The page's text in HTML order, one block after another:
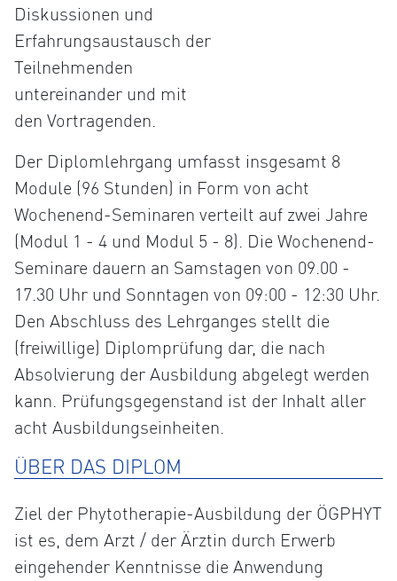
Diskussionen und
Erfahrungsaustausch der
Teilnehmenden
untereinander und mit
den Vortragenden.
Der Diplomlehrgang umfasst insgesamt 8
Module (96 Stunden) in Form von acht
Wochenend-Seminaren verteilt auf zwei Jahre
(Modul 1 - 4 und Modul 5 - 8). Die Wochenend-
Seminare dauern an Samstagen von 09.00 -
17.30 Uhr und Sonntagen von 09:00 - 12:30 Uhr.
Den Abschluss des Lehrganges stellt die
(freiwillige) Diplomprüfung dar, die nach
Absolvierung der Ausbildung abgelegt werden
kann. Prüfungsgegenstand ist der Inhalt aller
acht Ausbildungseinheiten.
ÜBER DAS DIPLOM
Ziel der Phytotherapie-Ausbildung der ÖGPHYT
ist es, dem Arzt / der Ärztin durch Erwerb
eingehender Kenntnisse die Anwendung